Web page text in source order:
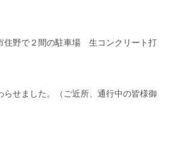
住野で２間の駐車場 生コンクリート打
らせました。（ご近所、通行中の皆様御